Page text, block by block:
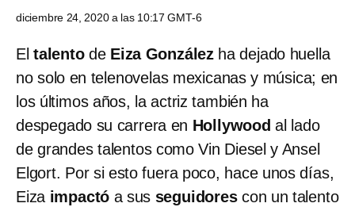
diciembre 24, 2020 a las 10:17 GMT-6
El talentode Eiza González ha dejado huella
no solo en telenovelas mexicanas y música; en
los últimos años, la actriz también ha
despegado su carrera en Hollywood al lado
de grandes talentos como Vin Diesel y Ansel
Elgort. Por si esto fuera poco, hace unos días,
Eiza impactó a sus seguidorescon un talento